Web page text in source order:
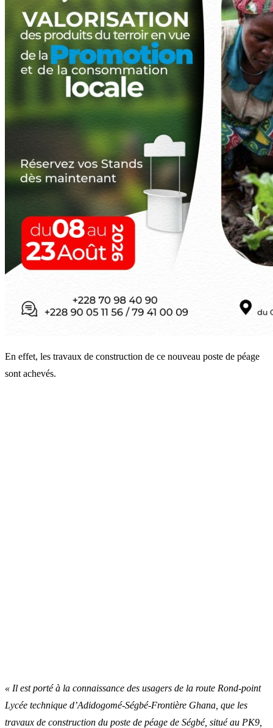
En effet, les travaux de construction de ce nouveau poste de péage
sont achevés.
« Il est porté à la connaissance des usagers de la route Rond-point
Lycée technique d’Adidogomé-Ségbé-Frontière Ghana, que les
travaux de construction du poste de péage de Ségbé, situé au PK9,